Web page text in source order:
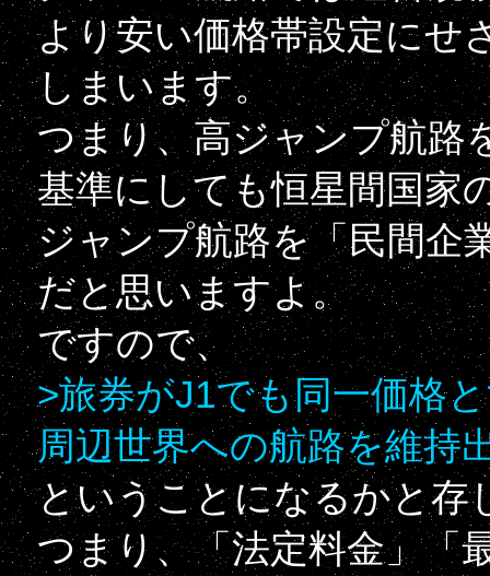
より安い価格帯設定にせ
しまいます。
つまり、高ジャンプ航路
基準にしても恒星間国家
ジャンプ航路を「民間企
だと思いますよ。
ですので、
>旅券がJ1でも同一価格
周辺世界への航路を維持
ということになるかと存
つまり、「法定料金」「